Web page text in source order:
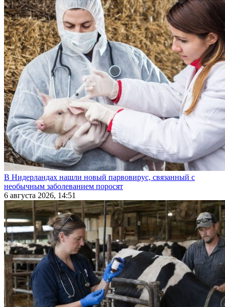
В Нидерландах нашли новый парвовирус, связанный с
необычным заболеванием поросят
6 августа 2026, 14:51